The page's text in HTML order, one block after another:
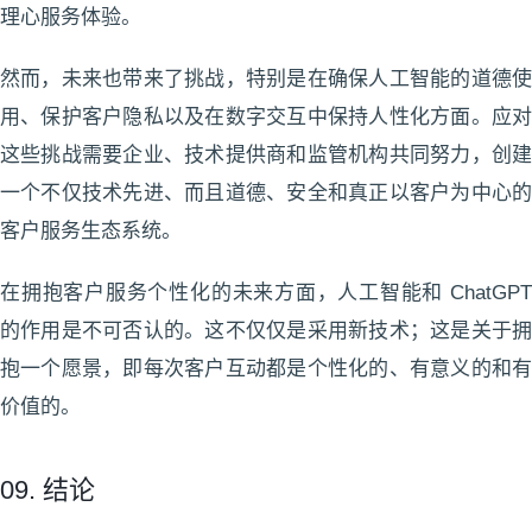
理心服务体验。
然而，未来也带来了挑战，特别是在确保人工智能的道德使
用、保护客户隐私以及在数字交互中保持人性化方面。应对
这些挑战需要企业、技术提供商和监管机构共同努力，创建
一个不仅技术先进、而且道德、安全和真正以客户为中心的
客户服务生态系统。
在拥抱客户服务个性化的未来方面，人工智能和 ChatGPT
的作用是不可否认的。这不仅仅是采用新技术；这是关于拥
抱一个愿景，即每次客户互动都是个性化的、有意义的和有
价值的。
09. 结论